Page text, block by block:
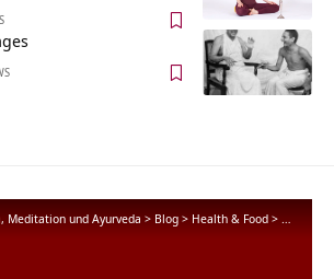
Meditation und Ayurveda > Blog > Health & Food >